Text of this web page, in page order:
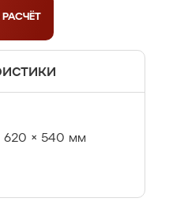
РАСЧЁТ
620 × 540 мм